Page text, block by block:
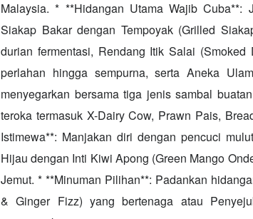
Malaysia. * **Hidangan Utama Wajib Cuba**:
Siakap Bakar dengan Tempoyak (Grilled
durian fermentasi, Rendang Itik Salai
perlahan hingga sempurna, serta Aneka
menyegarkan bersama tiga jenis sambal
teroka termasuk X-Dairy Cow, Prawn Pais,
Istimewa**: Manjakan diri dengan pencuci
Hijau dengan Inti Kiwi Apong (Green Mango
Jemut. * **Minuman Pilihan**: Padankan
& Ginger Fizz) yang bertenaga atau